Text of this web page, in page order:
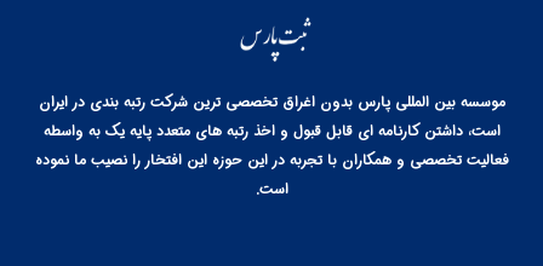
موسسه بین المللی پارس بدون اغراق تخصصی ترین شرکت رتبه بندی در ایران
است، داشتن کارنامه ای قابل قبول و اخذ رتبه های متعدد پایه یک به واسطه
فعالیت تخصصی و همکاران با تجربه در این حوزه این افتخار را نصیب ما نموده
است.